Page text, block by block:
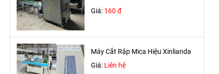
Giá: 160 đ
Máy Cắt Rập Mica Hiệu Xinlianda
Giá: Liên hệ